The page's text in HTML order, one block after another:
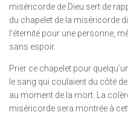
miséricorde de Dieu sert de
du chapelet de la miséricorde
l’éternité pour une personne,
sans espoir.
Prier ce chapelet pour
le sang qui coulaient du côté
au moment de la mort. La
miséricorde sera montrée à